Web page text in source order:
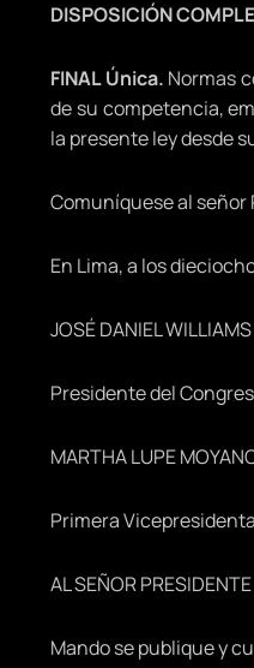
DISPOSICIÓN
FINAL Única. Normas
de su competencia,
la presente ley desde
Comuníquese al señor
En Lima, a los
JOSÉ DANIEL
Presidente del
MARTHA LUPE
Primera
AL SEÑOR
Mando se publique y